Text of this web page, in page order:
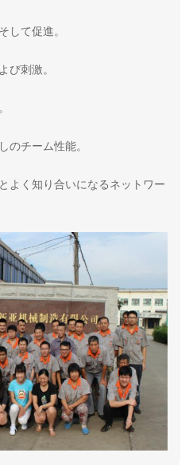
して促進。
び刺激。
のチーム性能。
よく知り合いになるネットワー